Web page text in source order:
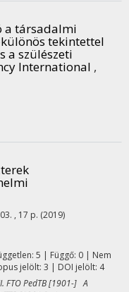
a társadalmi
tekintettel
a szülészeti
International ,
, 17 p. (2019)
5 | Függő: 0 | Nem
jelölt: 3 | DOI jelölt: 4
FTO PedTB [1901-] A